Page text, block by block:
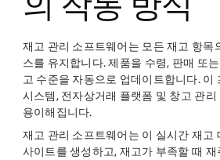
재고 관리 소프트웨어는 모든 재고 항목
스를 유지합니다. 제품을 수령, 판매 또
고 수준을 자동으로 업데이트합니다. 이
시스템, 전자상거래 플랫폼 및 창고 관
용이해집니다.
재고 관리 소프트웨어는 이 실시간 재고
사이트를 생성하고, 재고가 부족할 때